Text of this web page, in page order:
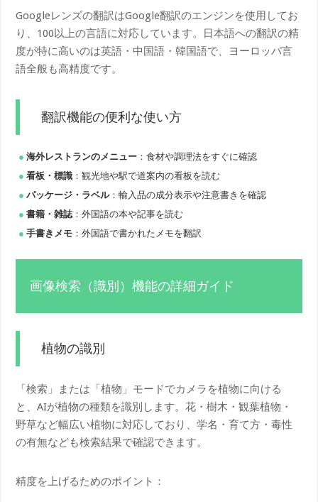
Googleレンズの翻訳はGoogle翻訳のエンジンを使用してお
り、100以上の言語に対応しています。日本語への翻訳の精
度が特に高いのは英語・中国語・韓国語で、ヨーロッパ言
語全般も高精度です。
翻訳機能の便利な使い方
海外レストランのメニュー ：食材や調理法をすぐに確認
看板・標識 ：観光地や駅で道案内の看板を読む
パッケージ・ラベル：輸入品の成分表示や注意書きを確認
書籍・雑誌 ：外国語の本や記事を読む
手書きメモ ：外国語で書かれたメモを翻訳
画像検索（識別）機能の詳細ガイド
植物の識別
「検索」または「植物」モードでカメラを植物に向ける
と、AIが植物の種類を識別します。花・樹木・観葉植物・
野草など幅広い植物に対応しており、学名・育て方・毒性
の有無なども検索結果で確認できます。
精度を上げるためのポイント：